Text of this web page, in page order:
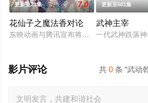
更新至23集 7.0
花仙子之魔法香对论
东映动画与腾讯宣布将联手打造『花仙子
更新至681集
武神主宰
一代武神跌落
共0 条 “武动
影片评论